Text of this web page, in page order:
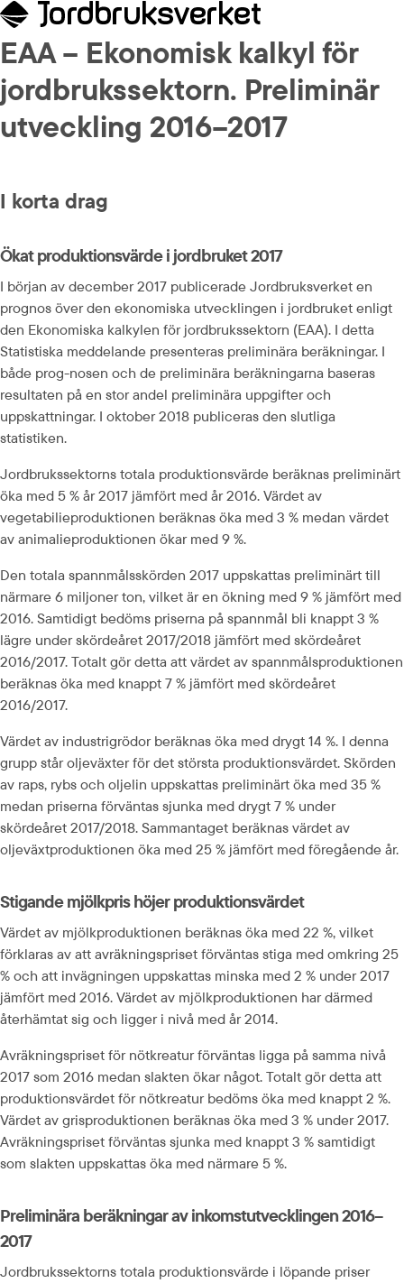
EAA – Ekonomisk kalkyl för
jordbrukssektorn. Preliminär
utveckling 2016–2017
I korta drag
Ökat produktionsvärde i jordbruket 2017
I början av december 2017 publicerade Jordbruksverket en
prognos över den ekonomiska utvecklingen i jordbruket enligt
den Ekonomiska kalkylen för jordbrukssektorn (EAA). I detta
Statistiska meddelande presenteras preliminära beräkningar. I
både prog-nosen och de preliminära beräkningarna baseras
resultaten på en stor andel preliminära uppgifter och
uppskattningar. I oktober 2018 publiceras den slutliga
statistiken.
Jordbrukssektorns totala produktionsvärde beräknas preliminärt
öka med 5 % år 2017 jämfört med år 2016. Värdet av
vegetabilieproduktionen beräknas öka med 3 % medan värdet
av animalieproduktionen ökar med 9 %.
Den totala spannmålsskörden 2017 uppskattas preliminärt till
närmare 6 miljoner ton, vilket är en ökning med 9 % jämfört med
2016. Samtidigt bedöms priserna på spannmål bli knappt 3 %
lägre under skördeåret 2017/2018 jämfört med skördeåret
2016/2017. Totalt gör detta att värdet av spannmålsproduktionen
beräknas öka med knappt 7 % jämfört med skördeåret
2016/2017.
Värdet av industrigrödor beräknas öka med drygt 14 %. I denna
grupp står oljeväxter för det största produktionsvärdet. Skörden
av raps, rybs och oljelin uppskattas preliminärt öka med 35 %
medan priserna förväntas sjunka med drygt 7 % under
skördeåret 2017/2018. Sammantaget beräknas värdet av
oljeväxtproduktionen öka med 25 % jämfört med föregående år.
Stigande mjölkpris höjer produktionsvärdet
Värdet av mjölkproduktionen beräknas öka med 22 %, vilket
förklaras av att avräkningspriset förväntas stiga med omkring 25
% och att invägningen uppskattas minska med 2 % under 2017
jämfört med 2016. Värdet av mjölkproduktionen har därmed
återhämtat sig och ligger i nivå med år 2014.
Avräkningspriset för nötkreatur förväntas ligga på samma nivå
2017 som 2016 medan slakten ökar något. Totalt gör detta att
produktionsvärdet för nötkreatur bedöms öka med knappt 2 %.
Värdet av grisproduktionen beräknas öka med 3 % under 2017.
Avräkningspriset förväntas sjunka med knappt 3 % samtidigt
som slakten uppskattas öka med närmare 5 %.
Preliminära beräkningar av inkomstutvecklingen 2016–
2017
Jordbrukssektorns totala produktionsvärde i löpande priser